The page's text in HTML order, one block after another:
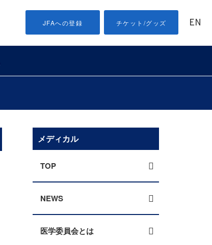
JFAへの登録 チケット/グッズ EN
メディカル
TOP
NEWS
医学委員会とは